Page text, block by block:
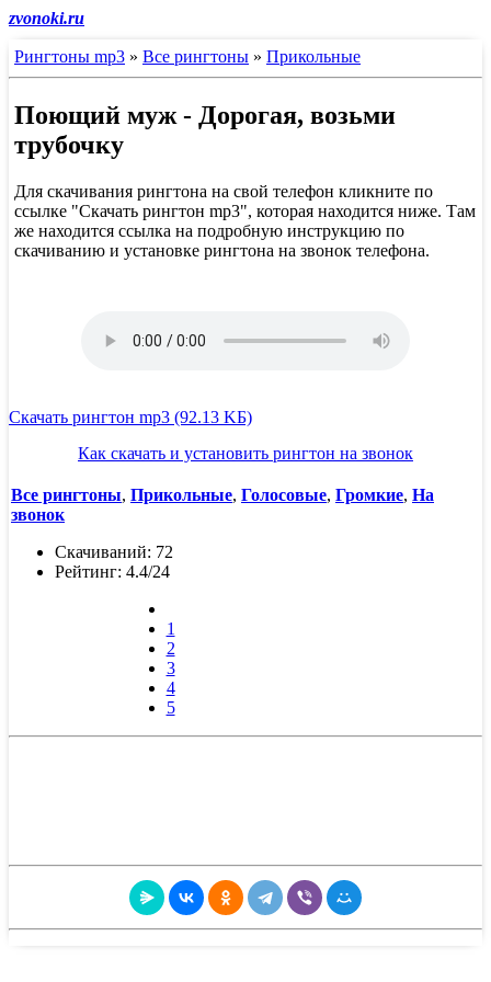
zvonoki.ru
Рингтоны mp3 » Все рингтоны » Прикольные
Поющий муж - Дорогая, возьми
трубочку
Для скачивания рингтона на свой телефон кликните по
ссылке "Скачать рингтон mp3", которая находится ниже. Там
же находится ссылка на подробную инструкцию по
скачиванию и установке рингтона на звонок телефона.
Скачать рингтон mp3 (92.13 KБ)
Как скачать и установить рингтон на звонок
Все рингтоны, Прикольные, Голосовые, Громкие, На
звонок
Скачиваний: 72
Рейтинг: 4.4/24
1
2
3
4
5